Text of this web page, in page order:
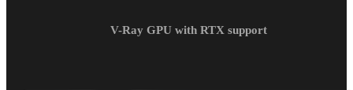
V-Ray GPU with RTX support